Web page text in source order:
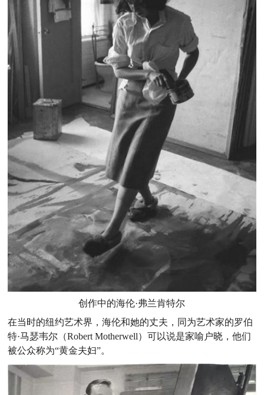
创作中的海伦·弗兰肯特尔
在当时的纽约艺术界，海伦和她的丈夫，同为艺术家的罗伯
特·马瑟韦尔（Robert Motherwell）可以说是家喻户晓，他们
被公众称为“黄金夫妇”。